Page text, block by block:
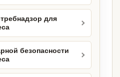
для
безопасности